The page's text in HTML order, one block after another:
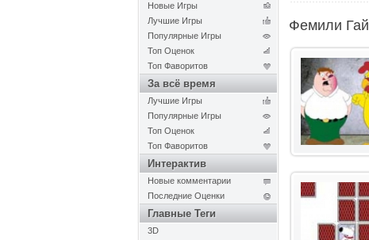
Фемили Гай
Новые Игры
Лучшие Игры
Популярные Игры
Топ Оценок
Топ Фаворитов
За всё время
Лучшие Игры
Популярные Игры
Топ Оценок
Топ Фаворитов
Интерактив
Новые комментарии
Последние Оценки
Главные Теги
3D